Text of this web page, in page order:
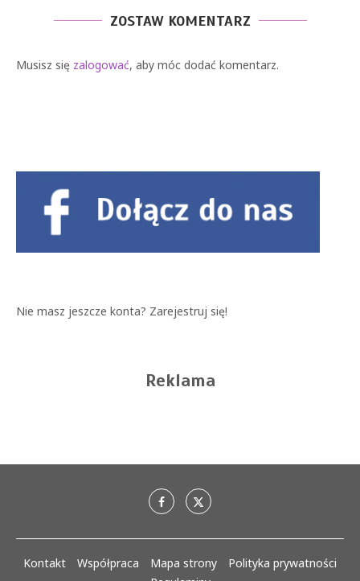
ZOSTAW KOMENTARZ
Musisz się zalogować, aby móc dodać komentarz.
Nie masz jeszcze konta? Zarejestruj się!
Reklama
Kontakt Współpraca Mapa strony
Polityka prywatności